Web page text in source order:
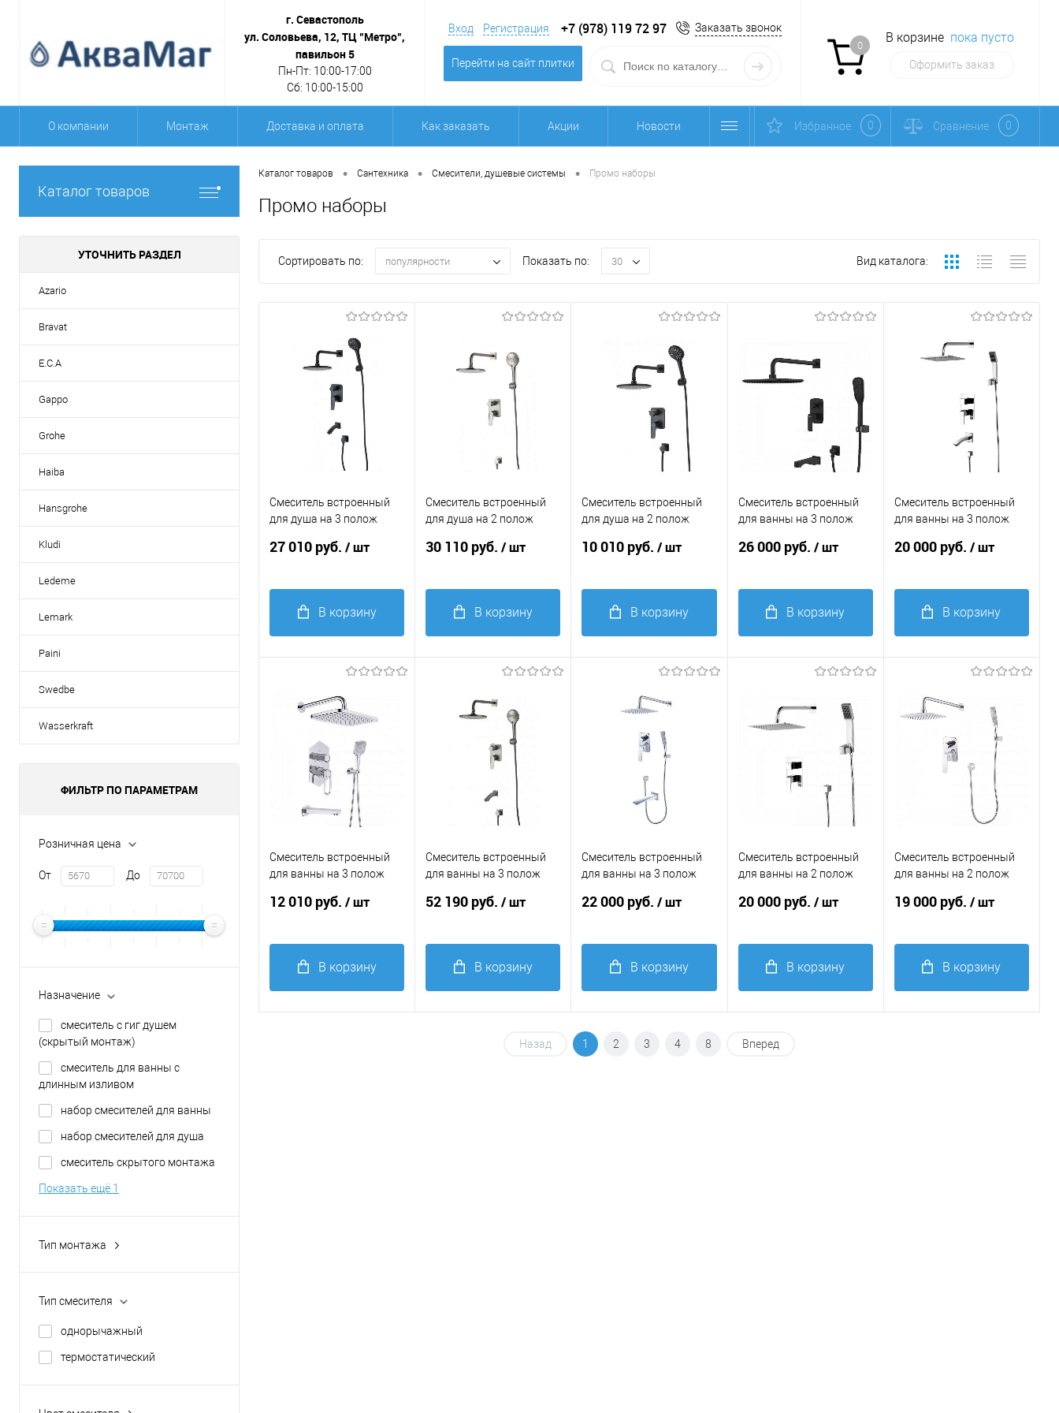
г. Севастополь
ул. Соловьева, 12, ТЦ "Метро",
павильон 5
Пн-Пт: 10:00-17:00
Сб: 10:00-15:00
Вход Регистрация +7 (978) 119 72 97 Заказать звонок
Перейти на сайт плитки
0
В корзине пока пусто
Оформить заказ
О компании Монтаж Доставка и оплата Как заказать Акции Новости Избранное 0 Сравнение 0
Каталог товаров
УТОЧНИТЬ РАЗДЕЛ
Azario
Bravat
E.C.A
Gappo
Grohe
Haiba
Hansgrohe
Kludi
Ledeme
Lemark
Paini
Swedbe
Wasserkraft
ФИЛЬТР ПО ПАРАМЕТРАМ
Розничная цена
От До
Назначение
смеситель с гиг душем
(скрытый монтаж)
смеситель для ванны с
длинным изливом
набор смесителей для ванны
набор смесителей для душа
смеситель скрытого монтажа
Показать ещё 1
Тип монтажа
Тип смесителя
однорычажный
термостатический
Каталог товаров • Сантехника • Смесители, душевые системы • Промо наборы
Промо наборы
Сортировать по: популярности Показать по: 30 Вид каталога:
Смеситель встроенный
для душа на 3 полож
черный
27 010 руб. / шт
В корзину
Купить в 1
Сравнение
избранное
Смеситель встроенный
для душа на 2 полож
графит
30 110 руб./ шт
В корзину
Купить в 1
Сравнение
избранное
Смеситель встроенный
для душа на 2 полож
черный
10 010 руб./ шт
В корзину
Купить в 1
Сравнение
избранное
Смеситель встроенный
для ванны на 3 полож
черный
26 000 руб. / шт
В корзину
Купить в 1
Сравнение
избранное
Смеситель встроенный
для ванны на 3 полож
хром
20 000 руб. / шт
В корзину
Купить в 1
Сравнение
избранное
Смеситель встроенный
для ванны на 3 полож
хром
12 010 руб. / шт
В корзину
Купить в 1
Смеситель встроенный
для ванны на 3 полож
графит
52 190 руб./ шт
В корзину
Купить в 1
Смеситель встроенный
для ванны на 3 полож
LM5922CW хром-белый
22 000 руб./ шт
В корзину
Купить в 1
Смеситель встроенный
для ванны на 2 полож
хром
20 000 руб. / шт
В корзину
Купить в 1
В
Смеситель встроенный
для ванны на 2 полож
LM5929CW хром-белый
19 000 руб. / шт
В корзину
Купить в 1
Назад 1 2 3 4 8 Вперед